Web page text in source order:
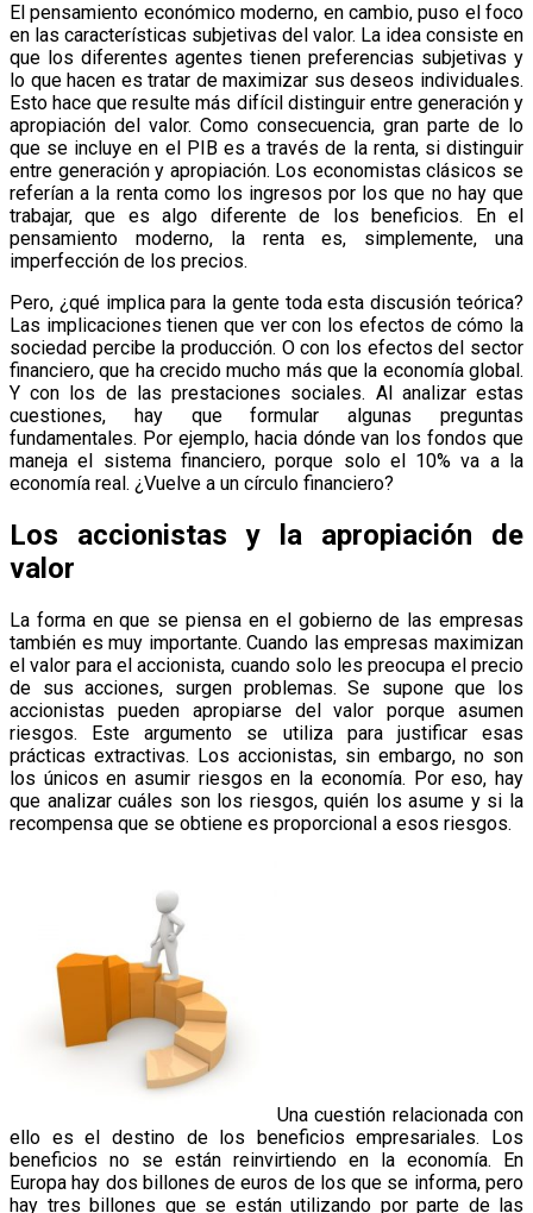
El pensamiento económico moderno, en cambio, puso el foco
en las características subjetivas del valor. La idea consiste en
que los diferentes agentes tienen preferencias subjetivas y
lo que hacen es tratar de maximizar sus deseos individuales.
Esto hace que resulte más difícil distinguir entre generación y
apropiación del valor. Como consecuencia, gran parte de lo
que se incluye en el PIB es a través de la renta, si distinguir
entre generación y apropiación. Los economistas clásicos se
referían a la renta como los ingresos por los que no hay que
trabajar, que es algo diferente de los beneficios. En el
pensamiento moderno, la renta es, simplemente, una
imperfección de los precios.
Pero, ¿qué implica para la gente toda esta discusión teórica?
Las implicaciones tienen que ver con los efectos de cómo la
sociedad percibe la producción. O con los efectos del sector
financiero, que ha crecido mucho más que la economía global.
Y con los de las prestaciones sociales. Al analizar estas
cuestiones, hay que formular algunas preguntas
fundamentales. Por ejemplo, hacia dónde van los fondos que
maneja el sistema financiero, porque solo el 10% va a la
economía real. ¿Vuelve a un círculo financiero?
Los accionistas y la apropiación de
valor
La forma en que se piensa en el gobierno de las empresas
también es muy importante. Cuando las empresas maximizan
el valor para el accionista, cuando solo les preocupa el precio
de sus acciones, surgen problemas. Se supone que los
accionistas pueden apropiarse del valor porque asumen
riesgos. Este argumento se utiliza para justificar esas
prácticas extractivas. Los accionistas, sin embargo, no son
los únicos en asumir riesgos en la economía. Por eso, hay
que analizar cuáles son los riesgos, quién los asume y si la
recompensa que se obtiene es proporcional a esos riesgos.
Una cuestión relacionada con
ello es el destino de los beneficios empresariales. Los
beneficios no se están reinvirtiendo en la economía. En
Europa hay dos billones de euros de los que se informa, pero
hay tres billones que se están utilizando por parte de las